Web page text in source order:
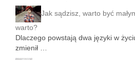
Jak sądzisz, warto być
warto?
Dlaczego powstają dwa języki w
zmienił …